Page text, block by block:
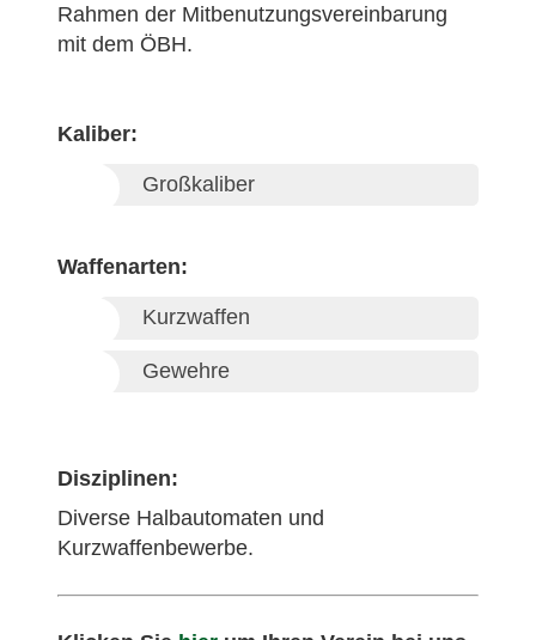
Rahmen der Mitbenutzungsvereinbarung
mit dem ÖBH.
Kaliber:
Großkaliber
Waffenarten:
Kurzwaffen
Gewehre
Disziplinen:
Diverse Halbautomaten und
Kurzwaffenbewerbe.